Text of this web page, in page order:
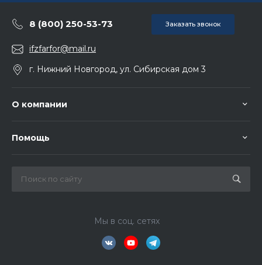
8 (800) 250-53-73 Заказать звонок
ifzfarfor@mail.ru
г. Нижний Новгород, ул. Сибирская дом 3
О компании
Помощь
Мы в соц. сетях